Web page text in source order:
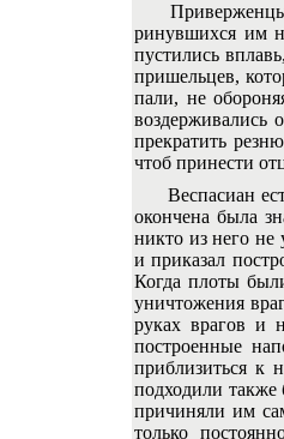
Приверженцы
ринувшихся им
пустились
пришельцев,
пали, не
воздерживались
прекратить
чтоб принести
Веспасиан
окончена была
никто из него не
и приказал
Когда плоты
уничтожения
руках врагов и
построенные
приблизиться к
подходили также
причиняли им
только